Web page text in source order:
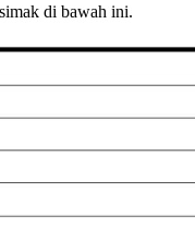
di bawah ini.